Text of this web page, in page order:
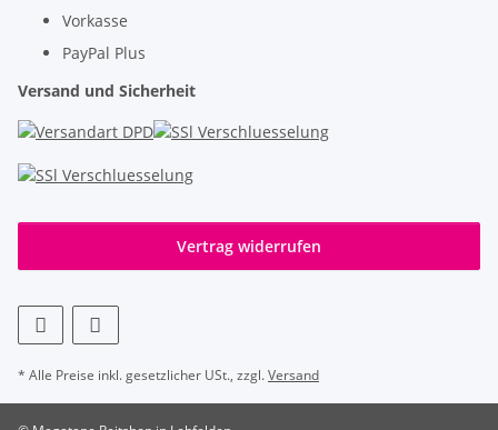
Vorkasse
PayPal Plus
Versand und Sicherheit
Vertrag widerrufen
* Alle Preise inkl. gesetzlicher USt., zzgl.Versand